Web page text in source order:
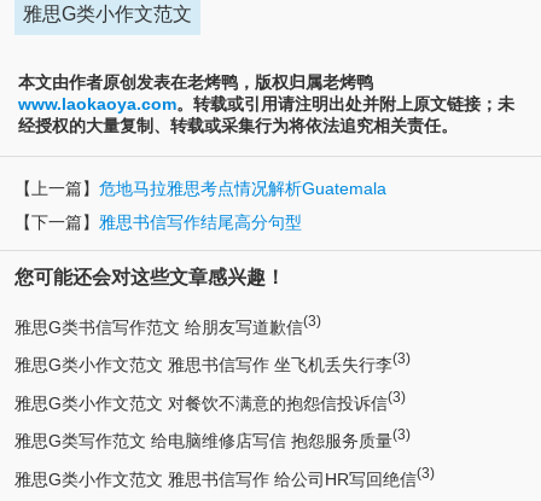
雅思G类小作文范文
本文由作者原创发表在老烤鸭，版权归属老烤鸭
www.laokaoya.com。转载或引用请注明出处并附上原文链接；未
经授权的大量复制、转载或采集行为将依法追究相关责任。
【上一篇】 危地马拉雅思考点情况解析Guatemala
【下一篇】 雅思书信写作结尾高分句型
您可能还会对这些文章感兴趣！
雅思G类书信写作范文 给朋友写道歉信(3)
雅思G类小作文范文 雅思书信写作 坐飞机丢失行李(3)
雅思G类小作文范文 对餐饮不满意的抱怨信投诉信(3)
雅思G类写作范文 给电脑维修店写信 抱怨服务质量(3)
雅思G类小作文范文 雅思书信写作 给公司HR写回绝信(3)